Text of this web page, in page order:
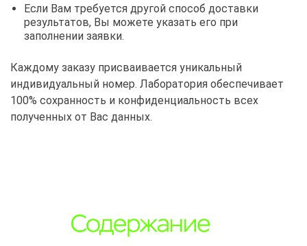
Если Вам требуется другой способ доставки
результатов, Вы можете указать его при
заполнении заявки.
Каждому заказу присваивается уникальный
индивидуальный номер. Лаборатория обеспечивает
100% сохранность и конфиденциальность всех
полученных от Вас данных.